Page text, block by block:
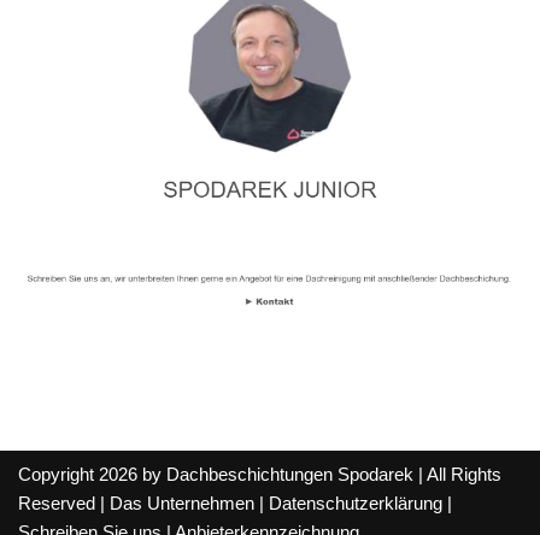
Copyright 2026 by Dachbeschichtungen Spodarek | All Rights
Reserved |
Das Unternehmen Datenschutzerklärung